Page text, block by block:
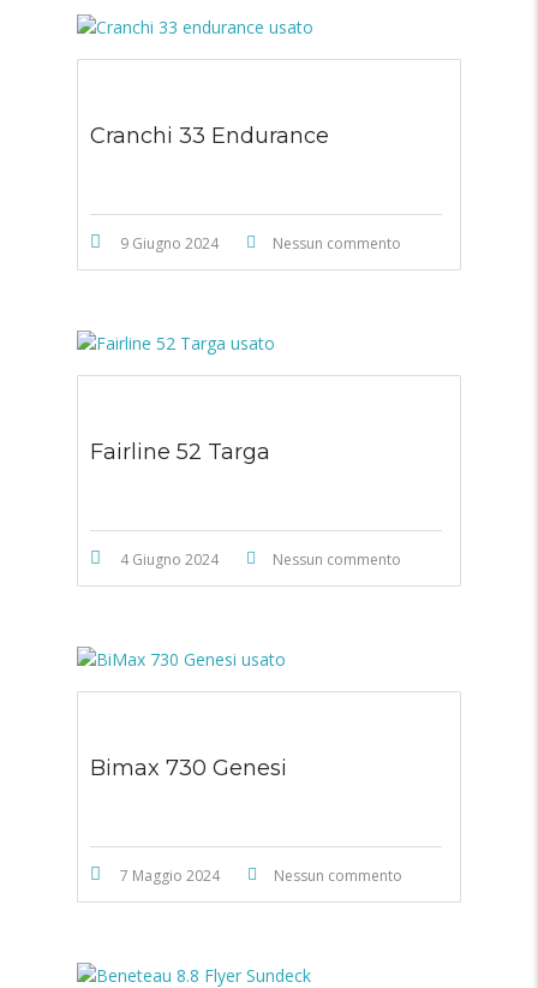
Cranchi 33 Endurance
9 Giugno 2024 Nessun commento
Fairline 52 Targa
4 Giugno 2024 Nessun commento
Bimax 730 Genesi
7 Maggio 2024 Nessun commento